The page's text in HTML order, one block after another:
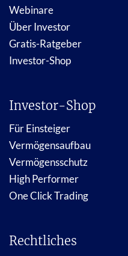
Webinare
Über Investor
Gratis-Ratgeber
Investor-Shop
Investor-Shop
Für Einsteiger
Vermögensaufbau
Vermögensschutz
High Performer
One Click Trading
Rechtliches